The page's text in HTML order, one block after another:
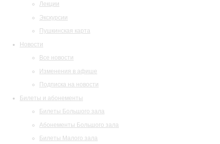
Лекции
Экскурсии
Пушкинская карта
Новости
Все новости
Изменения в афише
Подписка на новости
Билеты и абонементы
Билеты Большого зала
Абонементы Большого зала
Билеты Малого зала